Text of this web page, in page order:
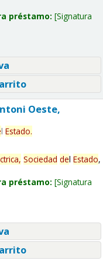
préstamo: Signatura
Oeste,
l Estado.
Sociedad del Estado,
préstamo: Signatura